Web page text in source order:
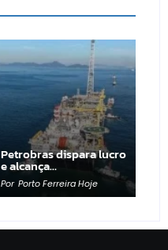
Petrobras dispara lucro
e alcança…
Por Porto Ferreira Hoje